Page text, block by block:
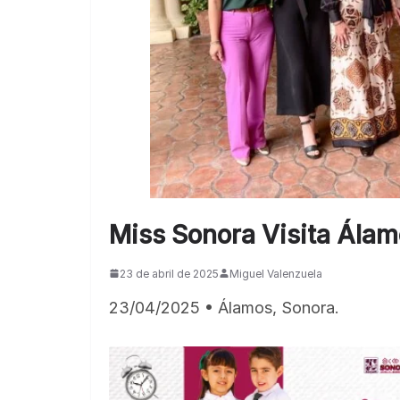
Miss Sonora Visita
23 de abril de 2025 Miguel Valenzuela
23/04/2025 • Álamos, Sonora.